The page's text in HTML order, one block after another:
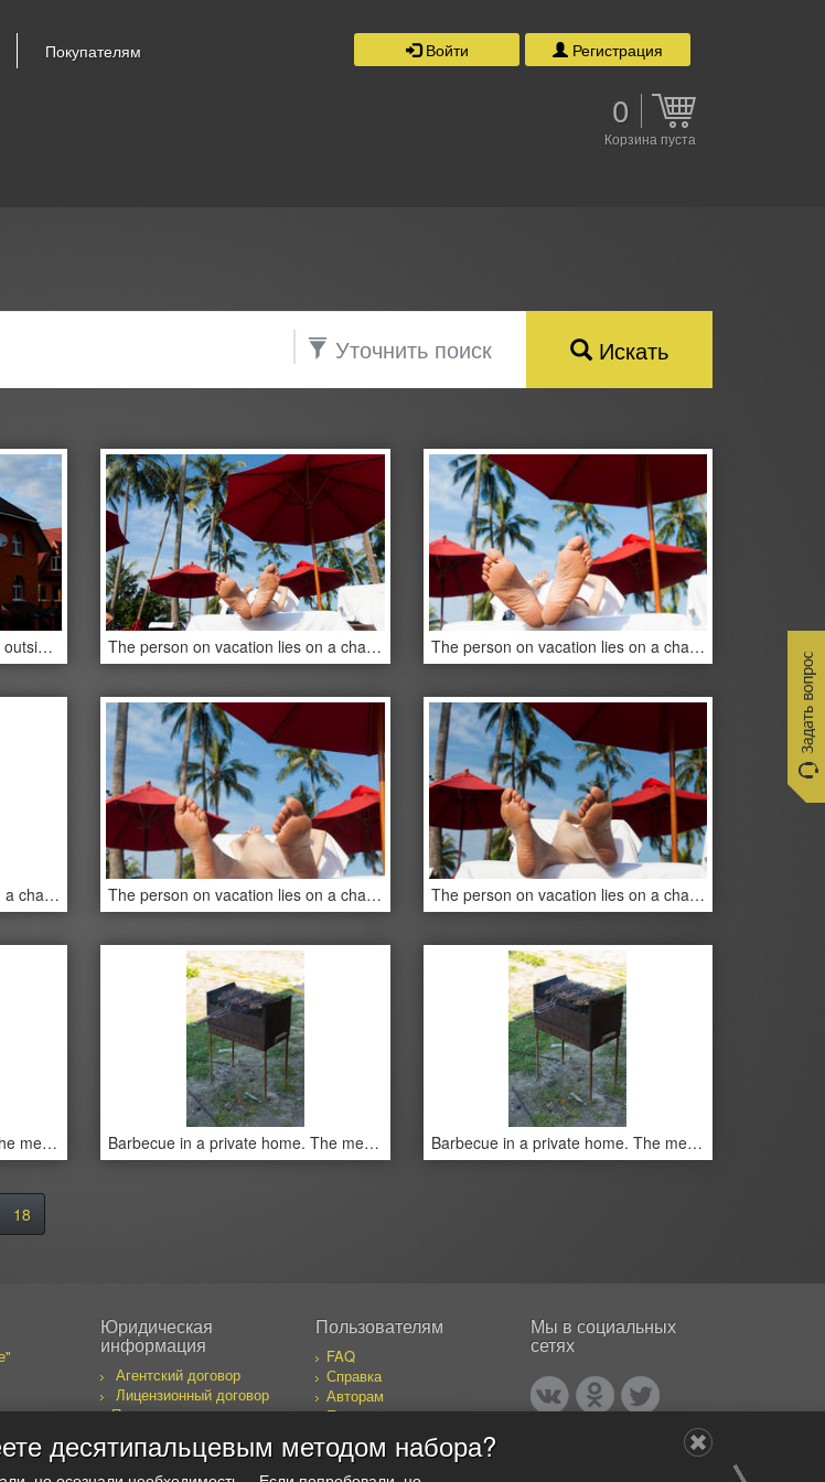
Покупателям Войти Регистрация
0
Корзина пуста
Уточнить поиск Искать
Detached house in the cottage outside the city The person on vacation lies on a chaise lounge under an umbrella in beams of the tropical sun The person on vacation lies on a chaise lounge under an umbrella in beams of the tropical sun
The person on vacation lies on a chaise lounge under an umbrella in beams of the tropical sun The person on vacation lies on a chaise lounge under an umbrella in beams of the tropical sun The person on vacation lies on a chaise lounge under an umbrella in beams of the tropical sun
Barbecue in a private home. The meat on an open fire. Barbecue in a private home. The meat on an open fire. Barbecue in a private home. The meat on an open fire.
18
Юридическая
информация
Агентский договор
Лицензионный договор
Правила пользования
Пользователям
FAQ
Справка
Авторам
Покупателям
Публикации
Наши авторы
Мы в социальных
сетях
десятипальцевым методом набора?